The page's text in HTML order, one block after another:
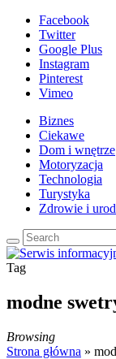
Facebook
Twitter
Google Plus
Instagram
Pinterest
Vimeo
Biznes
Ciekawe
Dom i wnętrze
Motoryzacja
Technologia
Turystyka
Zdrowie i
Tag
modne
Browsing
Strona główna »